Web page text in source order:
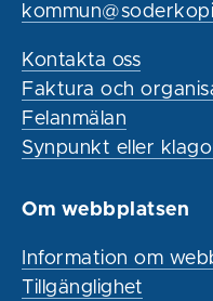
Kontakta oss
Faktura och
Felanmälan
Synpunkt eller
Om webbplatsen
Information om
Tillgänglighet